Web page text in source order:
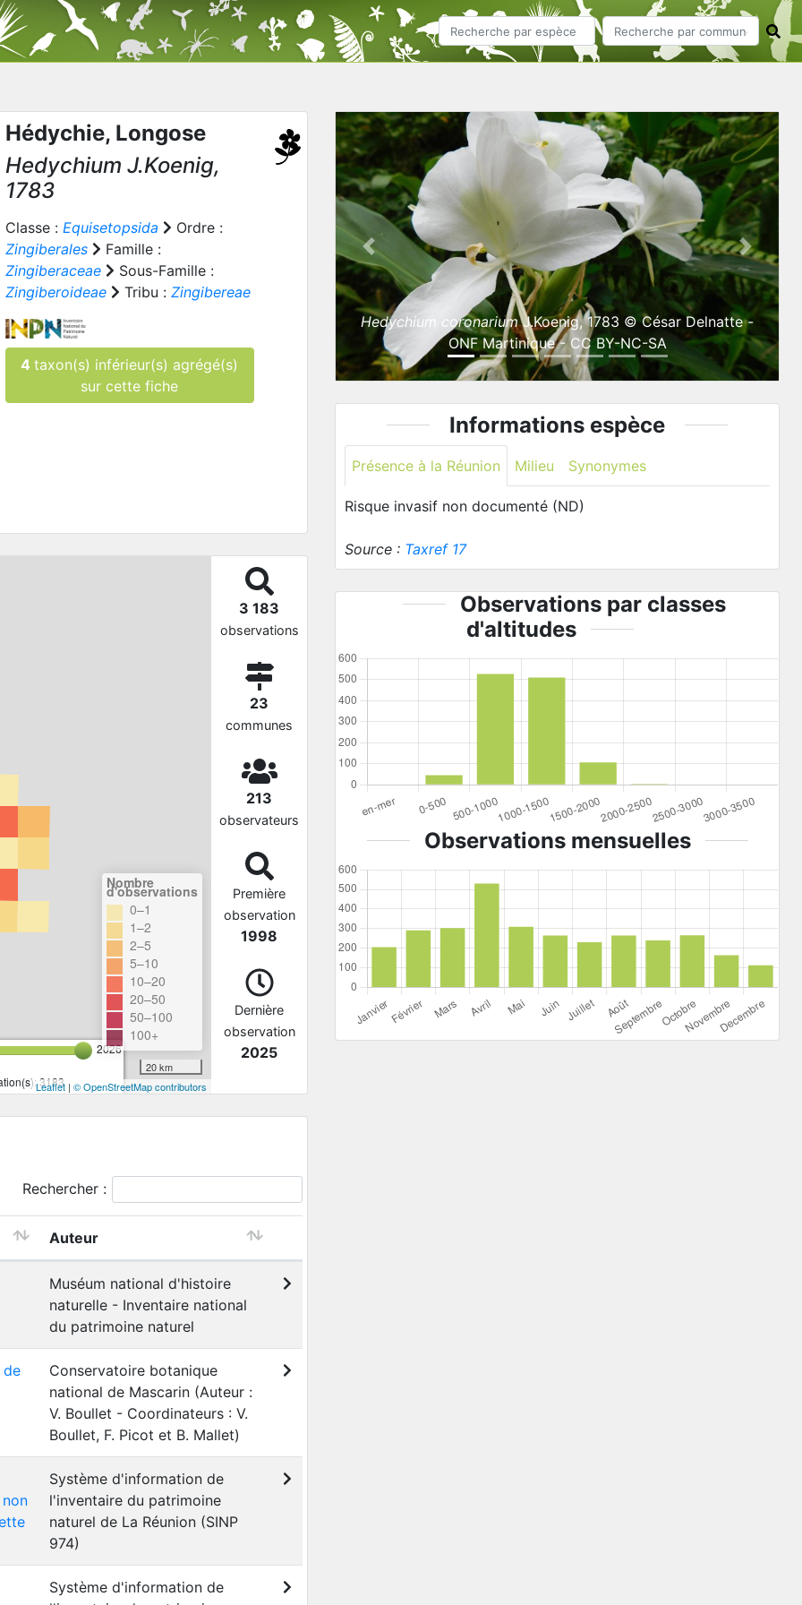
Hédychie, Longose
Hedychium J.Koenig,
1783
Classe : Equisetopsida
Ordre :
Zingiberales
Famille :
Zingiberaceae
Sous-Famille :
Zingiberoideae
Tribu : Zingibereae
4taxon(s) inférieur(s) agrégé(s)
sur cette fiche
2026
3183
Nombre
d'observations
0–1
1–2
2–5
5–10
10–20
20–50
50–100
100+
20 km
Leaflet| © OpenStreetMap contributors
3 183
observations
23
communes
213
observateurs
Première
observation
1998
Dernière
observation
2025
Rechercher :
Auteur
Muséum national d'histoire
naturelle - Inventaire national
du patrimoine naturel
de
Conservatoire botanique
national de Mascarin (Auteur :
V. Boullet - Coordinateurs : V.
Boullet, F. Picot et B. Mallet)
Système d'information de
l'inventaire du patrimoine
naturel de La Réunion (SINP
974)
Système d'information de
Hedychium coronariumJ.Koenig, 1783 © César Delnatte -
ONF Martinique - CC BY-NC-SA
Previous Next
Informations espèce
Présence à la Réunion Milieu Synonymes
Risque invasif non documenté (ND)
Source : Taxref 17
Observations par classes
d'altitudes
Observations mensuelles